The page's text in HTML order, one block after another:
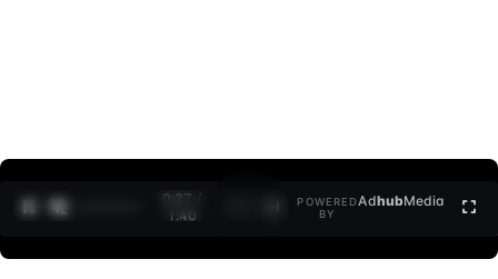
0:27 /
1:40
POWERED
BY
AdhubMedia